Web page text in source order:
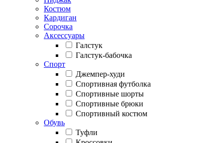
Костюм
Кардиган
Сорочка
Аксессуары
Галстук
Галстук-бабочка
Спорт
Джемпер-худи
Спортивная футболка
Спортивные шорты
Спортивные брюки
Спортивный костюм
Обувь
Туфли